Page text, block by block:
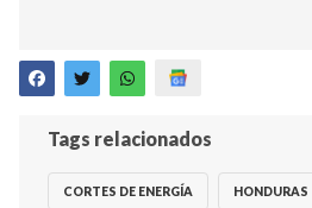
Tags relacionados
CORTES DE ENERGÍA HONDURAS